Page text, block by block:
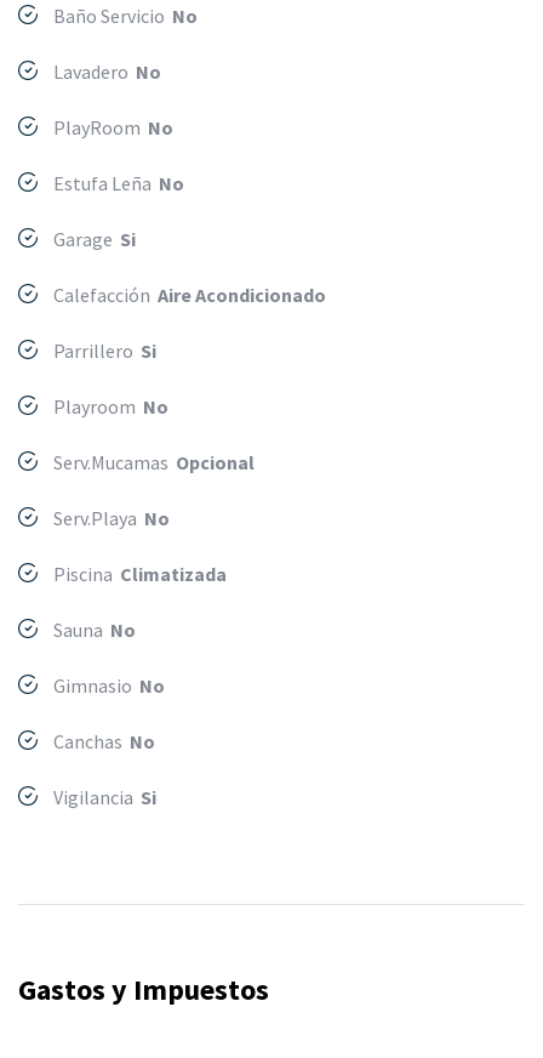
Baño Servicio No
Lavadero No
PlayRoom No
Estufa Leña No
Garage Si
Calefacción Aire Acondicionado
Parrillero Si
Playroom No
Serv.Mucamas Opcional
Serv.Playa No
Piscina Climatizada
Sauna No
Gimnasio No
Canchas No
Vigilancia Si
Gastos y Impuestos